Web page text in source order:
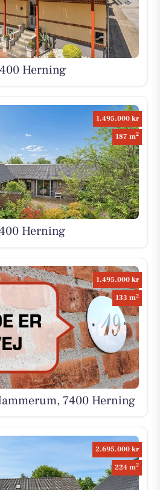
Herning
1.495.000 kr
187 m2
Herning
1.495.000 kr
133 m2
7400 Herning
2.695.000 kr
224 m2